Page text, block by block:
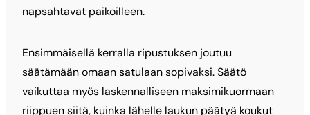
napsahtavat paikoilleen.
Ensimmäisellä kerralla ripustuksen joutuu
säätämään omaan satulaan sopivaksi. Säätö
vaikuttaa myös laskennalliseen maksimikuormaan
riippuen siitä, kuinka lähelle laukun päätyä koukut